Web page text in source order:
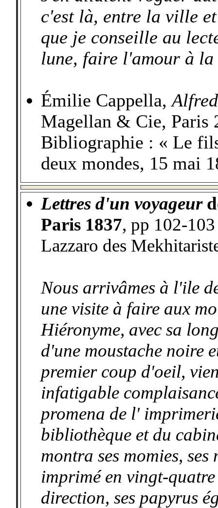
c'est là, entre la ville
que je conseille au
lune, faire l'amour à la
Émilie Cappella,
Magellan & Cie, Paris
Bibliographie : « Le
deux mondes, 15 mai
-
Lettres d'un voyageur
Paris 1837, pp 102-
Lazzaro des
Nous arrivâmes à l'ile
une visite à faire aux
Hiéronyme, avec sa
d'une moustache noire
premier coup d'oeil,
infatigable
promena de l'
bibliothèque et du
montra ses momies,
imprimé en vingt-
direction, ses papyrus